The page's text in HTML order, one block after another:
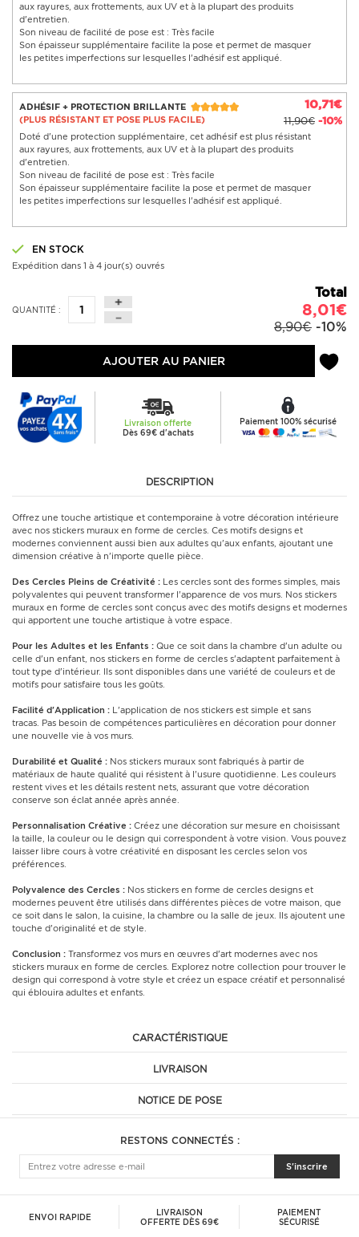
aux rayures, aux frottements, aux UV et à la plupart des produits
d'entretien.
Son niveau de facilité de pose est : Très facile
Son épaisseur supplémentaire facilite la pose et permet de masquer
les petites imperfections sur lesquelles l'adhésif est appliqué.
ADHÉSIF + PROTECTION BRILLANTE
(PLUS RÉSISTANT ET POSE PLUS FACILE)
10,71€
11,90€ -10%
Doté d'une protection supplémentaire, cet adhésif est plus résistant
aux rayures, aux frottements, aux UV et à la plupart des produits
d'entretien.
Son niveau de facilité de pose est : Très facile
Son épaisseur supplémentaire facilite la pose et permet de masquer
les petites imperfections sur lesquelles l'adhésif est appliqué.
EN STOCK
Expédition dans 1 à 4 jour(s) ouvrés
QUANTITÉ :
Total
8,01€
8,90€ -10%
AJOUTER AU PANIER
Livraison offerte
Dès 69€ d'achats
Paiement 100% sécurisé
DESCRIPTION
Offrez une touche artistique et contemporaine à votre décoration intérieure
avec nos stickers muraux en forme de cercles. Ces motifs designs et
modernes conviennent aussi bien aux adultes qu'aux enfants, ajoutant une
dimension créative à n'importe quelle pièce.
Des Cercles Pleins de Créativité : Les cercles sont des formes simples, mais
polyvalentes qui peuvent transformer l'apparence de vos murs. Nos stickers
muraux en forme de cercles sont conçus avec des motifs designs et modernes
qui apportent une touche artistique à votre espace.
Pour les Adultes et les Enfants : Que ce soit dans la chambre d'un adulte ou
celle d'un enfant, nos stickers en forme de cercles s'adaptent parfaitement à
tout type d'intérieur. Ils sont disponibles dans une variété de couleurs et de
motifs pour satisfaire tous les goûts.
Facilité d'Application : L'application de nos stickers est simple et sans
tracas. Pas besoin de compétences particulières en décoration pour donner
une nouvelle vie à vos murs.
Durabilité et Qualité : Nos stickers muraux sont fabriqués à partir de
matériaux de haute qualité qui résistent à l'usure quotidienne. Les couleurs
restent vives et les détails restent nets, assurant que votre décoration
conserve son éclat année après année.
Personnalisation Créative : Créez une décoration sur mesure en choisissant
la taille, la couleur ou le design qui correspondent à votre vision. Vous pouvez
laisser libre cours à votre créativité en disposant les cercles selon vos
préférences.
Polyvalence des Cercles : Nos stickers en forme de cercles designs et
modernes peuvent être utilisés dans différentes pièces de votre maison, que
ce soit dans le salon, la cuisine, la chambre ou la salle de jeux. Ils ajoutent une
touche d'originalité et de style.
Conclusion : Transformez vos murs en œuvres d'art modernes avec nos
stickers muraux en forme de cercles. Explorez notre collection pour trouver le
design qui correspond à votre style et créez un espace créatif et personnalisé
qui éblouira adultes et enfants.
CARACTÉRISTIQUE
LIVRAISON
NOTICE DE POSE
RESTONS CONNECTÉS :
S'inscrire
ENVOI RAPIDE
LIVRAISON
OFFERTE DÈS 69€
PAIEMENT
SÉCURISÉ